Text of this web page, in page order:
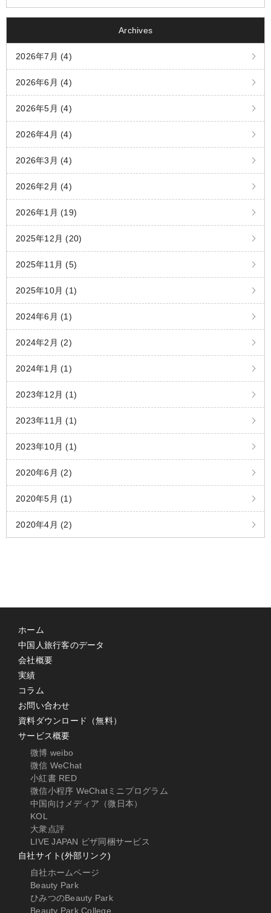
Archives
2026年7月 (4)
2026年6月 (4)
2026年5月 (4)
2026年4月 (4)
2026年3月 (4)
2026年2月 (4)
2026年1月 (19)
2025年12月 (20)
2025年11月 (5)
2025年10月 (1)
2024年6月 (1)
2024年2月 (2)
2024年1月 (1)
2023年12月 (1)
2023年11月 (1)
2023年10月 (1)
2020年6月 (2)
2020年5月 (1)
2020年4月 (2)
ホーム
中国人旅行客のデータ
会社概要
実績
コラム
お問い合わせ
資料ダウンロード（無料）
サービス概要
微博 weibo
微信 WeChat
小紅書 RED
微信小程序 WeChatミニプログラム
中国向けメディア（微日本）
KOL
大衆点評
LIVE JAPAN ビザ同梱サービス
自社サイト(外部リンク)
自社ホームページ
Beauty Park
ひみつのBeauty Park
Beauty Park College